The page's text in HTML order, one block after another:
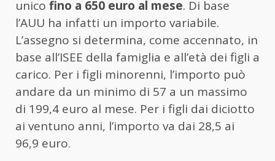
unico fino a 650 euro al mese. Di base
l’AUU ha infatti un importo variabile.
L’assegno si determina, come accennato, in
base all’ISEE della famiglia e all’età dei figli a
carico. Per i figli minorenni, l’importo può
andare da un minimo di 57 a un massimo
di 199,4 euro al mese. Per i figli dai diciotto
ai ventuno anni, l’importo va dai 28,5 ai
96,9 euro.